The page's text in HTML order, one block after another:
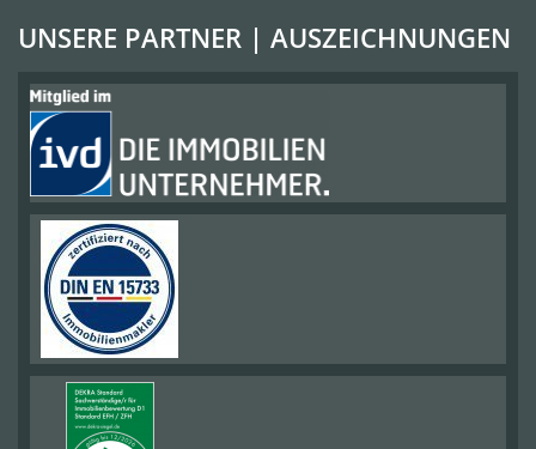
UNSERE PARTNER | AUSZEICHNUNGEN